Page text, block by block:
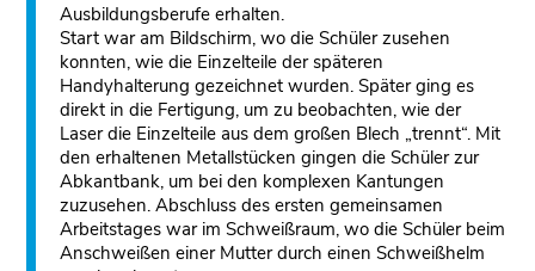
Ausbildungsberufe erhalten.
Start war am Bildschirm, wo die Schüler zusehen
konnten, wie die Einzelteile der späteren
Handyhalterung gezeichnet wurden. Später ging es
direkt in die Fertigung, um zu beobachten, wie der
Laser die Einzelteile aus dem großen Blech „trennt“. Mit
den erhaltenen Metallstücken gingen die Schüler zur
Abkantbank, um bei den komplexen Kantungen
zuzusehen. Abschluss des ersten gemeinsamen
Arbeitstages war im Schweißraum, wo die Schüler beim
Anschweißen einer Mutter durch einen Schweißhelm